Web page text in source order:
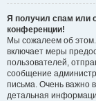
Я получил спам или
конференции!
Мы сожалеем об
включает меры
пользователей,
сообщение
письма. Очень важно
детальная